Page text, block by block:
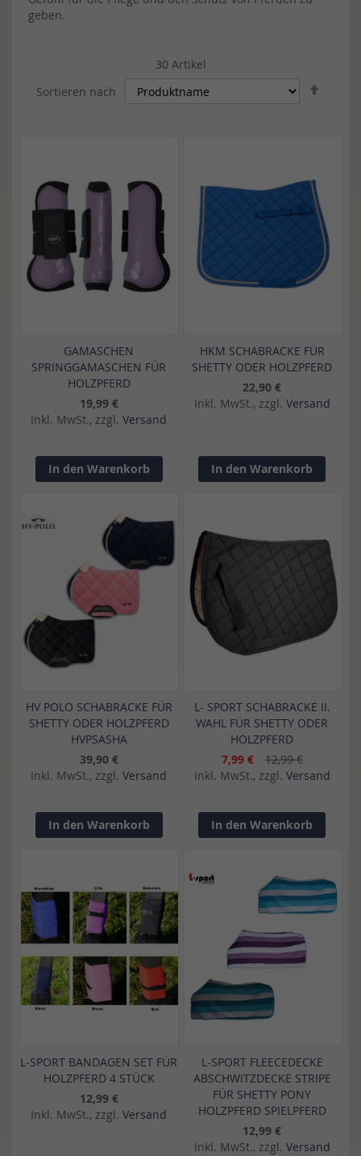
geben.
30 Artikel
Sortieren nach
GAMASCHEN
SPRINGGAMASCHEN FÜR
HOLZPFERD
19,99 €
Inkl. MwSt., zzgl. Versand
In den Warenkorb
HKM SCHABRACKE FÜR
SHETTY ODER HOLZPFERD
22,90 €
Inkl. MwSt., zzgl. Versand
In den Warenkorb
HV POLO SCHABRACKE FÜR
SHETTY ODER HOLZPFERD
HVPSASHA
39,90 €
Inkl. MwSt., zzgl. Versand
In den Warenkorb
L- SPORT SCHABRACKE II.
WAHL FÜR SHETTY ODER
HOLZPFERD
7,99 €
12,99 €
Inkl. MwSt., zzgl. Versand
In den Warenkorb
L-SPORT BANDAGEN SET FÜR
HOLZPFERD 4 STÜCK
12,99 €
Inkl. MwSt., zzgl. Versand
L-SPORT FLEECEDECKE
ABSCHWITZDECKE STRIPE
FÜR SHETTY PONY
HOLZPFERD SPIELPFERD
12,99 €
Inkl. MwSt., zzgl. Versand